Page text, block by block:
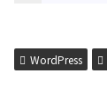
WordPress